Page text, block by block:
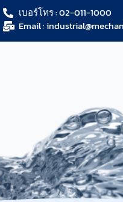
เบอร์โทร : 02-011-1000
Email :